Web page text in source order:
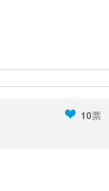
10票